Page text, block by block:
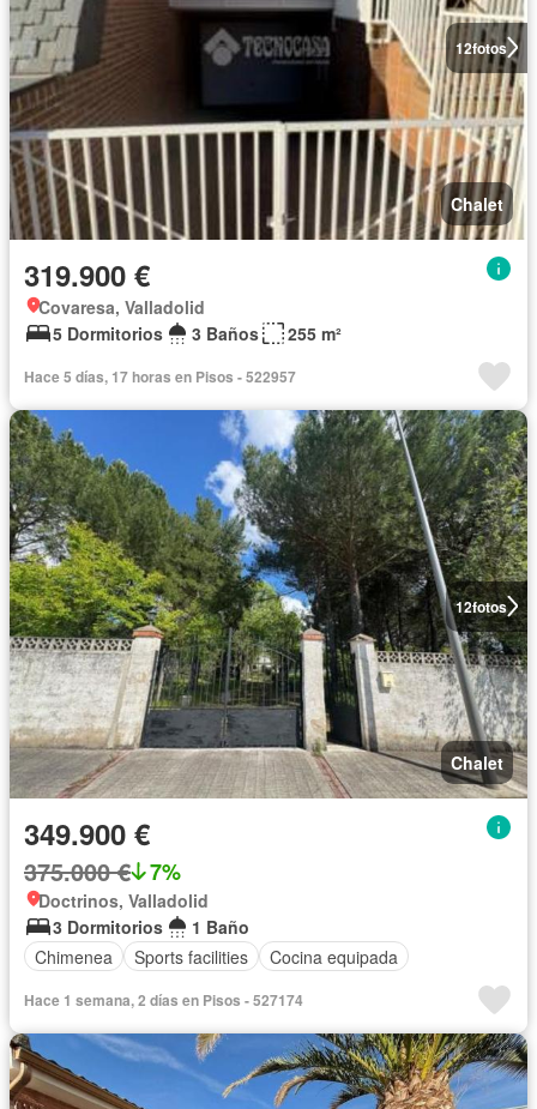
12fotos
Chalet
319.900 €
Covaresa, Valladolid
5 Dormitorios
3 Baños 255 m²
Hace 5 días, 17 horas en Pisos - 522957
12fotos
Chalet
349.900 €
375.000 € 7%
Doctrinos, Valladolid
3 Dormitorios
1 Baño
Chimenea
Sports facilities Cocina equipada
Hace 1 semana, 2 días en Pisos - 527174